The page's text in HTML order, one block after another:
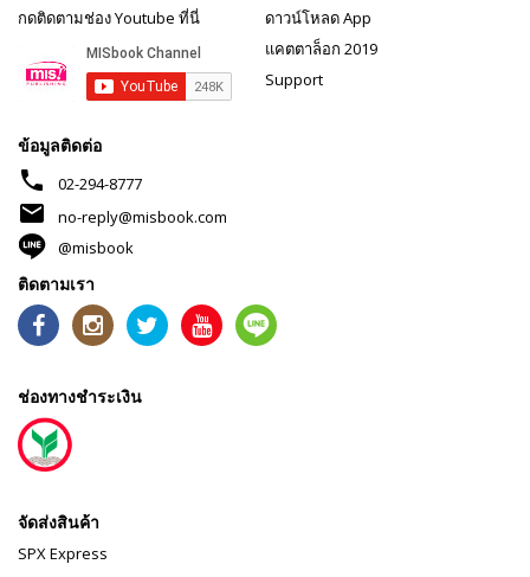
กดติดตามช่อง Youtube ที่นี่
ดาวน์โหลด App
แคตตาล็อก 2019
Support
ข้อมูลติดต่อ
phone 02-294-8777
mail
no-reply@misbook.com
@misbook
ติดตามเรา
ช่องทางชำระเงิน
จัดส่งสินค้า
SPX Express